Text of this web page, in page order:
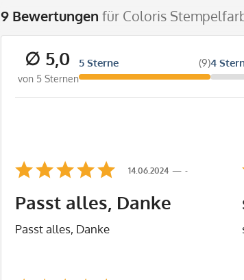
9 Bewertungen für Coloris
∅ 5,0
von 5 Sternen
5 Sterne (9)4
-
14.06.2024
Passt alles, Danke
Passt alles, Danke